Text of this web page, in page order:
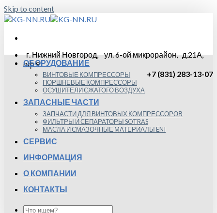
Skip to content
г. Нижний Новгород, ул. 6-ой микрорайон, д.21А,
оф.9
+7 (831) 283-13-07
ОБОРУДОВАНИЕ
ВИНТОВЫЕ КОМПРЕССОРЫ
ПОРШНЕВЫЕ КОМПРЕССОРЫ
ОСУШИТЕЛИ СЖАТОГО ВОЗДУХА
ЗАПАСНЫЕ ЧАСТИ
ЗАПЧАСТИ ДЛЯ ВИНТОВЫХ КОМПРЕССОРОВ
ФИЛЬТРЫ И СЕПАРАТОРЫ SOTRAS
МАСЛА И СМАЗОЧНЫЕ МАТЕРИАЛЫ ENI
СЕРВИС
ИНФОРМАЦИЯ
О КОМПАНИИ
КОНТАКТЫ